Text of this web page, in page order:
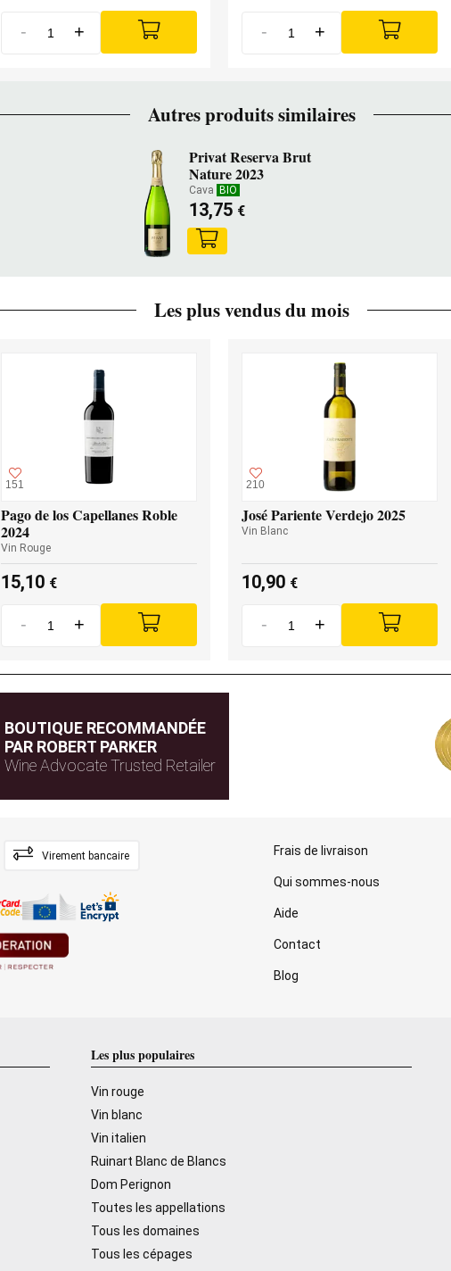
- + - +
Autres produits similaires
Privat Reserva Brut
Nature 2023
Cava BIO
13,75 €
Les plus vendus du mois
151
Pago de los Capellanes Roble
2024
Vin Rouge
15,10 €
- +
210
José Pariente Verdejo 2025
Vin Blanc
10,90 €
- +
BOUTIQUE RECOMMANDÉE
PAR ROBERT PARKER
Wine Advocate Trusted Retailer
Virement bancaire Frais de livraison
Qui sommes-nous
Aide
Contact
Blog
Les plus populaires
Vin rouge
Vin blanc
Vin italien
Ruinart Blanc de Blancs
Dom Perignon
Toutes les appellations
Tous les domaines
Tous les cépages